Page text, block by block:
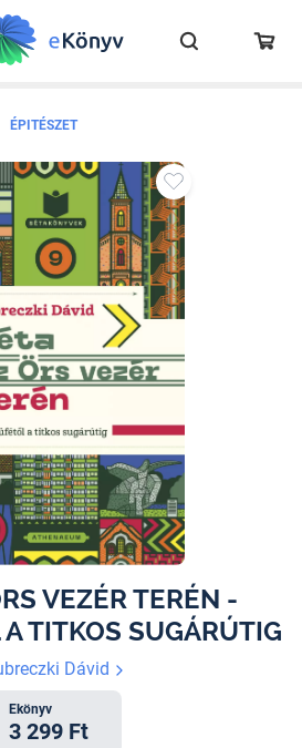
ÉPITÉSZET
VEZÉR TERÉN -
TITKOS SUGÁRÚTIG
Dávid
Ekönyv
3 299 Ft